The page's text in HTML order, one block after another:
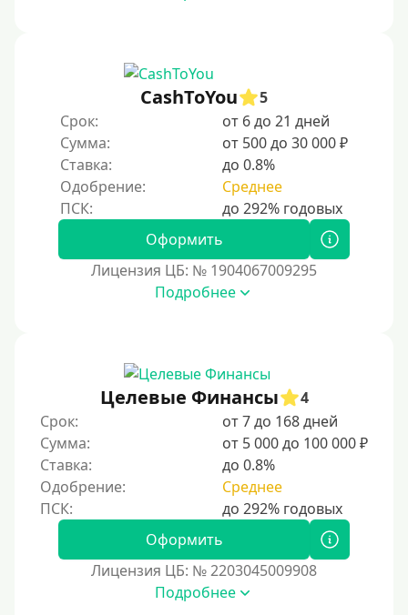
CashToYou
5
Срок:
от 6 до 21 дней
Сумма:
от 500 до 30 000 ₽
Ставка:
до 0.8%
Одобрение:
Среднее
Оформить
Лицензия ЦБ: № 1904067009295
Подробнее
Целевые Финансы
4
Срок:
от 7 до 168 дней
Сумма:
от 5 000 до 100 000 ₽
Ставка:
до 0.8%
Одобрение:
Среднее
Оформить
Лицензия ЦБ: № 2203045009908
Подробнее